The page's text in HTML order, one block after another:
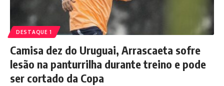
DESTAQUE 1
Camisa dez do Uruguai, Arrascaeta sofre
lesão na panturrilha durante treino e pode
ser cortado da Copa